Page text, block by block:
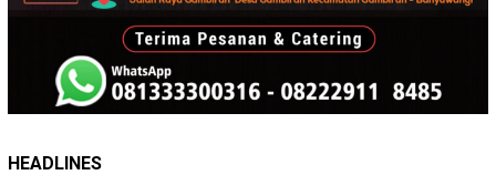
HEADLINES